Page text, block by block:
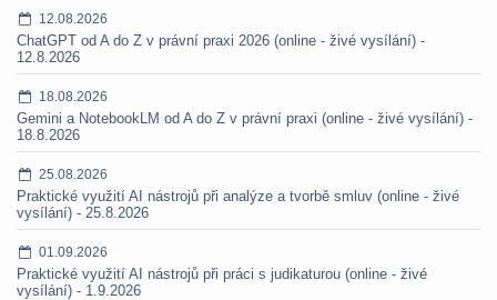
12.08.2026
ChatGPT od A do Z v právní praxi 2026 (online - živé vysílání) -
12.8.2026
18.08.2026
Gemini a NotebookLM od A do Z v právní praxi (online - živé vysílání) -
18.8.2026
25.08.2026
Praktické využití AI nástrojů při analýze a tvorbě smluv (online - živé
vysílání) - 25.8.2026
01.09.2026
Praktické využití AI nástrojů při práci s judikaturou (online - živé
vysílání) - 1.9.2026